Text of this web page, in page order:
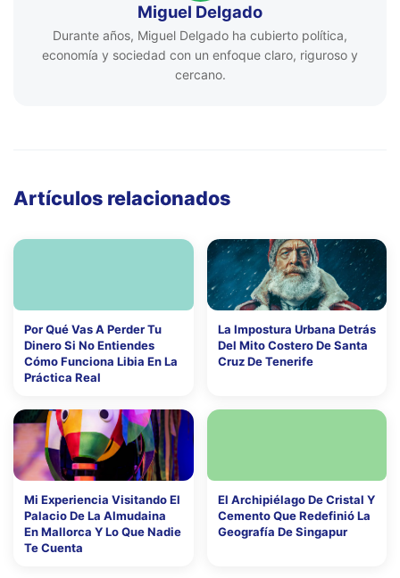
Miguel Delgado
Durante años, Miguel Delgado ha cubierto política,
economía y sociedad con un enfoque claro, riguroso y
cercano.
Artículos relacionados
Por Qué Vas A Perder Tu
Dinero Si No Entiendes
Cómo Funciona Libia En La
Práctica Real
La Impostura Urbana Detrás
Del Mito Costero De Santa
Cruz De Tenerife
Mi Experiencia Visitando El
Palacio De La Almudaina
En Mallorca Y Lo Que Nadie
Te Cuenta
El Archipiélago De Cristal Y
Cemento Que Redefinió La
Geografía De Singapur